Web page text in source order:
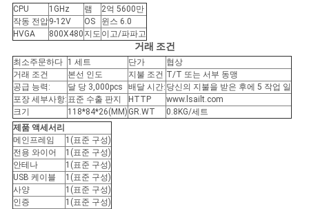
CPU 1GHz 램
2억 5600만
작동 전압9-12V OS
윈스 6.0
HVGA
800X480 지도 이고/파파고
거래 조건
최소주문하다 1 세트 단가
협상
거래 조건
본선 인도 지불 조건 T/T 또는 서부 동맹
공급 능력:
달 당 3,000pcs 배달 시간: 당신의 지불을 받은 후에 5 작업 일
포장 세부사항: 표준 수출 판지 HTTP
www.lsailt.com
크기
118*84*26(MM) GR.WT
0.8KG/세트
제품 액세서리
메인프레임
1(표준 구성)
전용 와이어
1(표준 구성)
안테나
1(표준 구성)
USB 케이블
1(표준 구성)
사양
1(표준 구성)
인증
1(표준 구성)